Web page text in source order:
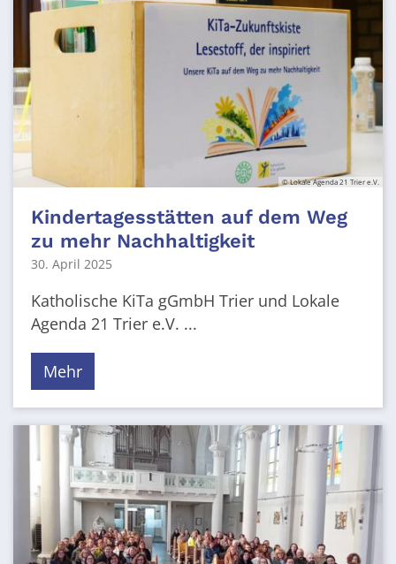
© Lokale Agenda 21 Trier e.V.
Kindertagesstätten auf dem Weg
zu mehr Nachhaltigkeit
30. April 2025
Katholische KiTa gGmbH Trier und Lokale
Agenda 21 Trier e.V. ...
Mehr